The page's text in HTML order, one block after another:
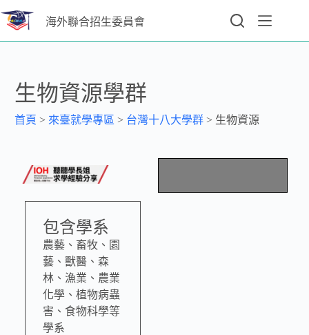
海外聯合招生委員會
生物資源學群
首頁 > 來臺就學專區 > 台灣十八大學群 > 生物資源
包含學系
農藝、畜牧、園
藝、獸醫、森
林、漁業、農業
化學、植物病蟲
害、食物科學等
學系